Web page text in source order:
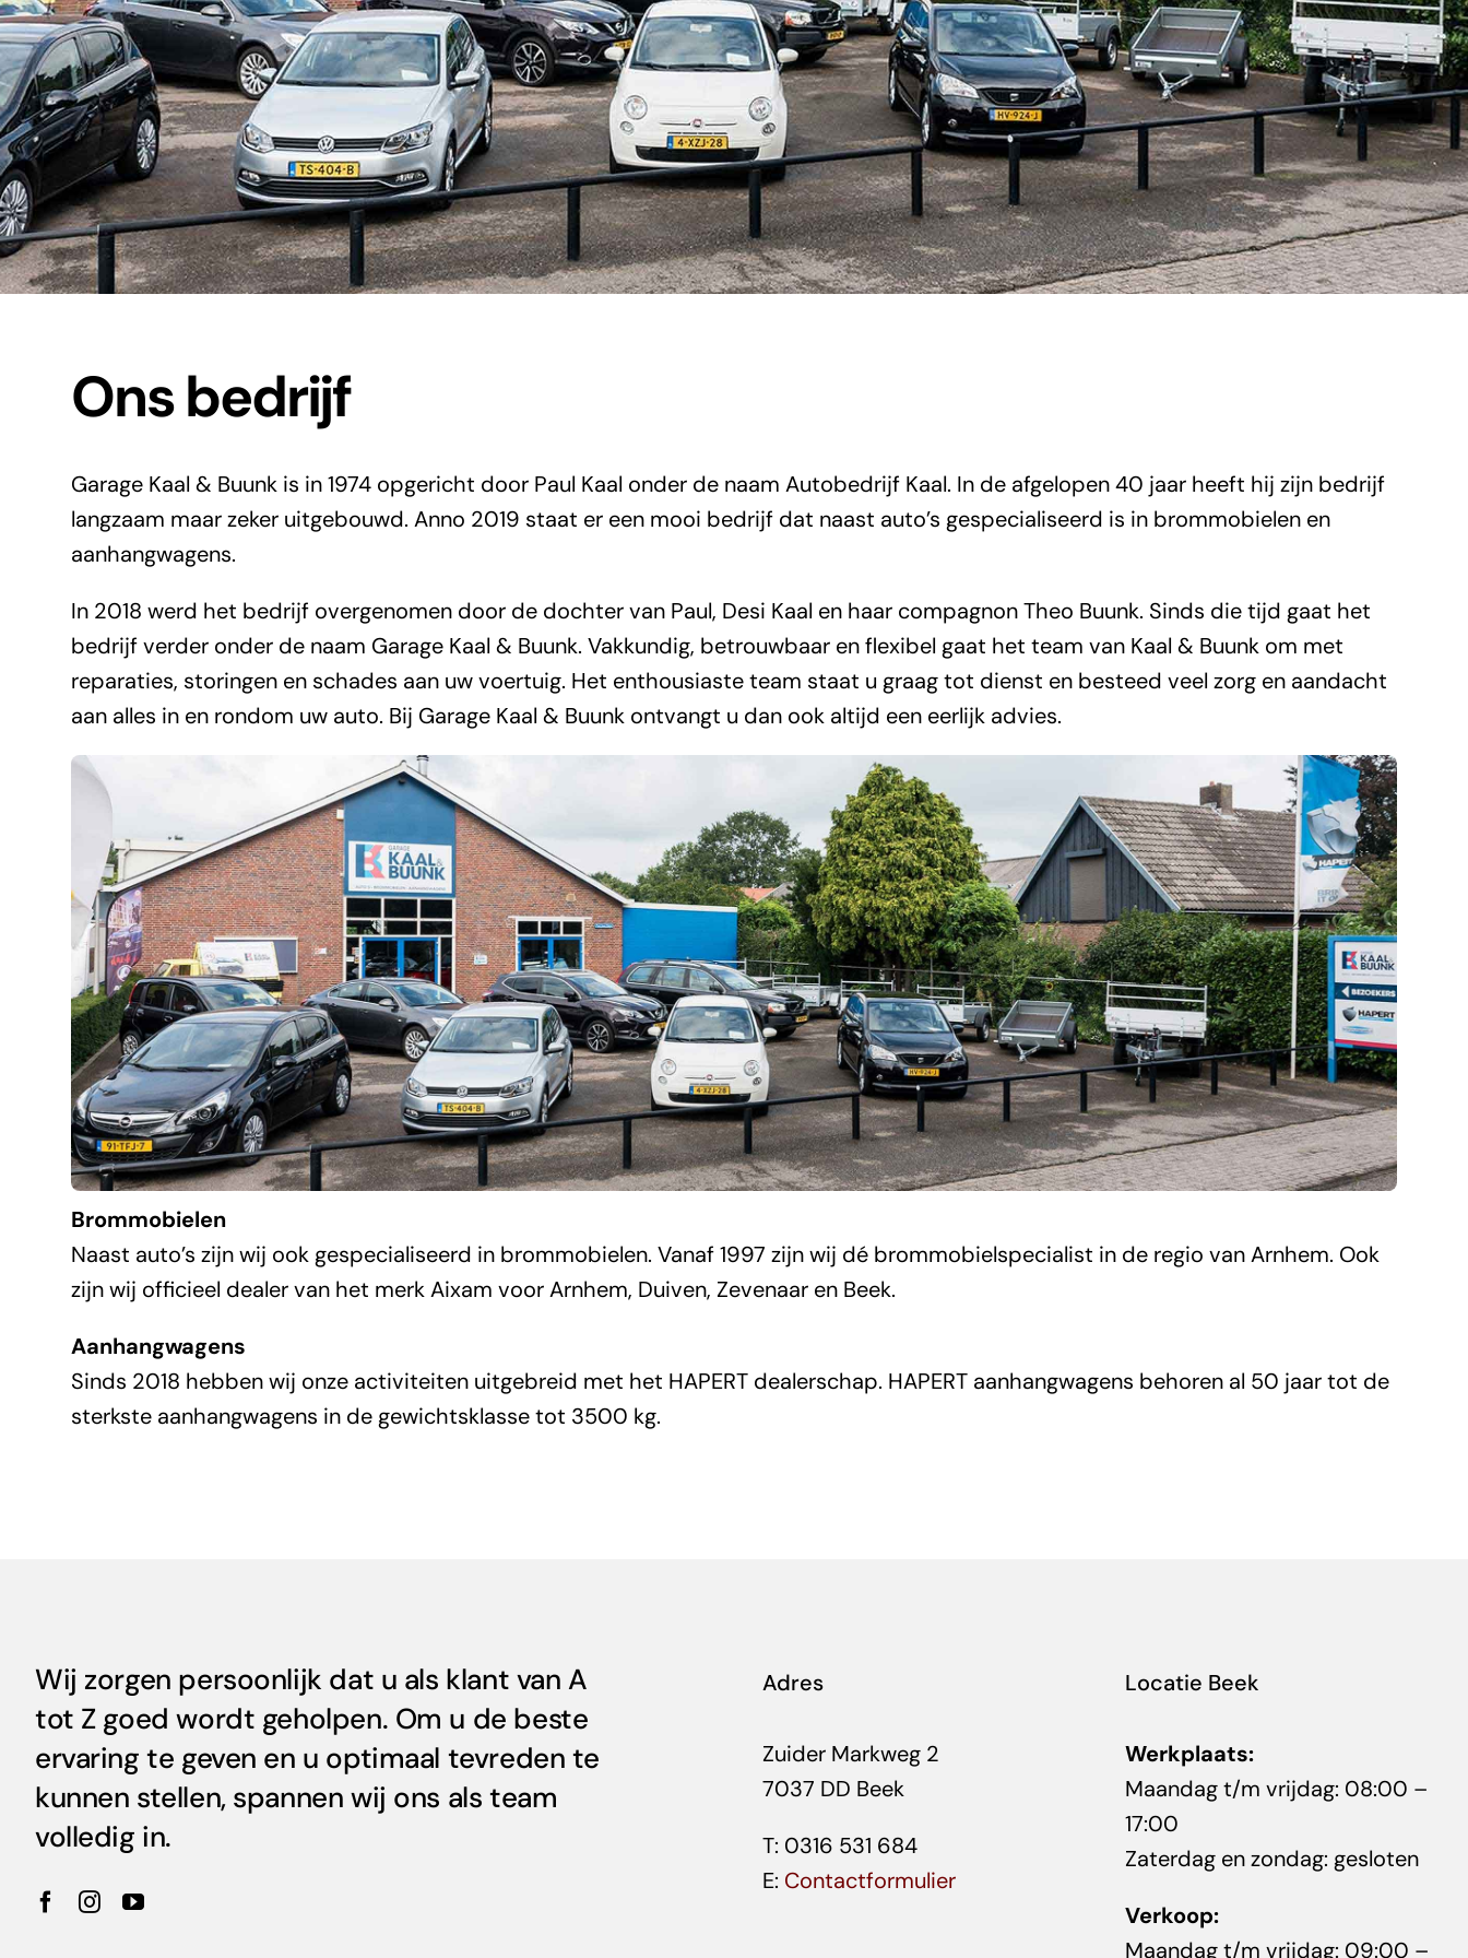
Ons bedrijf
Garage Kaal & Buunk is in 1974 opgericht door Paul Kaal onder de naam Autobedrijf Kaal. In de afgelopen 40 jaar heeft hij zijn bedrijf
langzaam maar zeker uitgebouwd. Anno 2019 staat er een mooi bedrijf dat naast auto’s gespecialiseerd is in brommobielen en
aanhangwagens.
In 2018 werd het bedrijf overgenomen door de dochter van Paul, Desi Kaal en haar compagnon Theo Buunk. Sinds die tijd gaat het
bedrijf verder onder de naam Garage Kaal & Buunk. Vakkundig, betrouwbaar en flexibel gaat het team van Kaal & Buunk om met
reparaties, storingen en schades aan uw voertuig. Het enthousiaste team staat u graag tot dienst en besteed veel zorg en aandacht
aan alles in en rondom uw auto. Bij Garage Kaal & Buunk ontvangt u dan ook altijd een eerlijk advies.
Brommobielen
Naast auto’s zijn wij ook gespecialiseerd in brommobielen. Vanaf 1997 zijn wij dé brommobielspecialist in de regio van Arnhem. Ook
zijn wij officieel dealer van het merk Aixam voor Arnhem, Duiven, Zevenaar en Beek.
Aanhangwagens
Sinds 2018 hebben wij onze activiteiten uitgebreid met het HAPERT dealerschap. HAPERT aanhangwagens behoren al 50 jaar tot de
sterkste aanhangwagens in de gewichtsklasse tot 3500 kg.
Wij zorgen persoonlijk dat u als klant van A
tot Z goed wordt geholpen. Om u de beste
ervaring te geven en u optimaal tevreden te
kunnen stellen, spannen wij ons als team
volledig in.
Adres
Zuider Markweg 2
7037 DD Beek
T: 0316 531 684
E: Contactformulier
Locatie Beek
Werkplaats:
Maandag t/m vrijdag: 08:00 –
17:00
Zaterdag en zondag: gesloten
Verkoop:
Maandag t/m vrijdag: 09:00 –